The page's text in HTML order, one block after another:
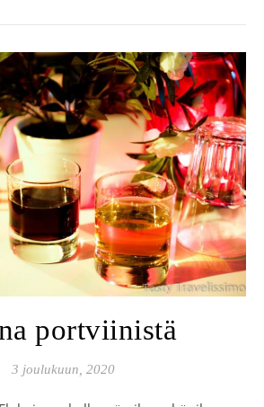
portviinistä
3 joulukuun, 2020